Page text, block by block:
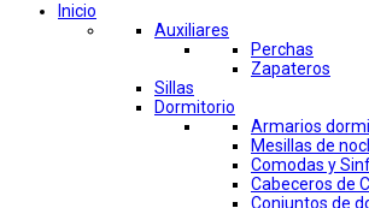
Inicio
Auxiliares
Perchas
Zapateros
Sillas
Dormitorio
Armarios
Mesillas de
Comodas y
Cabeceros de
Conjuntos de